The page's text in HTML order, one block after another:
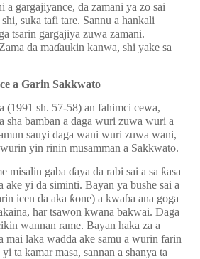
a gargajiyance, da zamani ya zo sai
suka tafi tare. Sannu a hankali
tsarin gargajiya zuwa zamani.
da maɗaukin kanwa, shi yake sa
a Garin Sakkwato
(1991 sh. 57-58) an fahimci cewa,
sha bamban a daga wuri zuwa wuri a
sauyi daga wani wuri zuwa wani,
yin rinin musamman a Sakkwato.
misalin gaba ɗaya da rabi sai a sa ƙasa
ake yi da siminti. Bayan ya bushe sai a
icen da aka ƙone) a kwaɓa ana goga
har tsawon kwana bakwai. Daga
wannan rame. Bayan haka za a
mai laka wadda ake samu a wurin farin
yi ta kamar masa, sannan a shanya ta